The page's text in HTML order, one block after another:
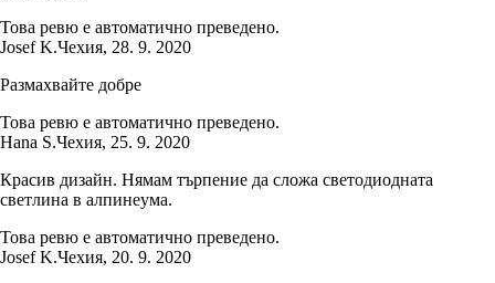
Това ревю е автоматично преведено.
Josef K.Чехия, 28. 9. 2020
Размахвайте добре
Това ревю е автоматично преведено.
Hana S.Чехия, 25. 9. 2020
Красив дизайн. Нямам търпение да сложа светодиодната
светлина в алпинеума.
Това ревю е автоматично преведено.
Josef K.Чехия, 20. 9. 2020